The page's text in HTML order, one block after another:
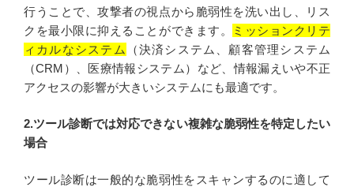
行うことで、攻撃者の視点から脆弱性を洗い出し、リス
クを最小限に抑えることができます。
ミッションクリテ
ィカルなシステム
（決済システム、顧客管理システム
（CRM）、医療情報システム）など、情報漏えいや不正
アクセスの影響が大きいシステムにも最適です。
2.ツール診断では対応できない複雑な脆弱性を特定したい
場合
ツール診断は一般的な脆弱性をスキャンするのに適して